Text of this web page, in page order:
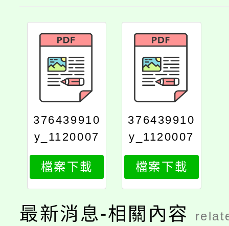
376439910
y_1120007
096_attach
2
檔案下載
376439910
y_1120007
096_attach
1
檔案下載
最新消息-相關內容